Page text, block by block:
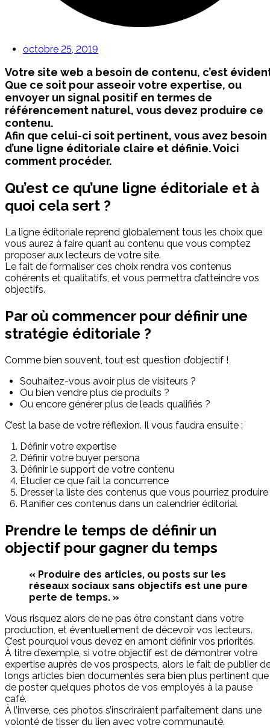
octobre 25, 2019
Votre site web a besoin de contenu, c’est
Que ce soit pour asseoir votre expertise, ou
envoyer un signal positif en termes de
référencement naturel, vous devez produire ce
contenu.
Afin que celui-ci soit pertinent, vous avez besoin
d’une ligne éditoriale claire et définie. Voici
comment procéder.
Qu’est ce qu’une ligne éditoriale et à
quoi cela sert ?
La ligne éditoriale reprend globalement tous les choix que
vous aurez à faire quant au contenu que vous comptez
proposer aux lecteurs de votre site.
Le fait de formaliser ces choix rendra vos contenus
cohérents et qualitatifs, et vous permettra d’atteindre vos
objectifs.
Par où commencer pour définir une
stratégie éditoriale ?
Comme bien souvent, tout est question d’objectif !
Souhaitez-vous avoir plus de visiteurs ?
Ou bien vendre plus de produits ?
Ou encore générer plus de leads qualifiés ?
C’est la base de votre réflexion. Il vous faudra ensuite :
Définir votre expertise
Définir votre buyer persona
Définir le support de votre contenu
Étudier ce que fait la concurrence
Dresser la liste des contenus que vous pourriez produire
Planifier ces contenus dans un calendrier éditorial
Prendre le temps de définir un
objectif pour gagner du temps
« Produire des articles, ou posts sur les
réseaux sociaux sans objectifs est une pure
perte de temps. »
Vous risquez alors de ne pas être constant dans votre
production, et éventuellement de décevoir vos lecteurs.
C’est pourquoi vous devez en amont définir vos priorités.
À titre d’exemple, si votre objectif est de démontrer votre
expertise auprès de vos prospects, alors le fait de publier
longs articles bien documentés sera bien plus pertinent que
de poster quelques photos de vos employés à la pause
café.
À l’inverse, ces photos s’inscriraient parfaitement dans une
volonté de tisser du lien avec votre communauté.